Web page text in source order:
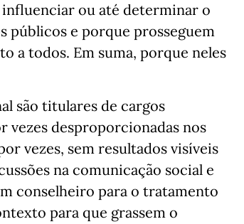
ou até determinar o
públicos e porque prosseguem
a todos. Em suma, porque neles
são titulares de cargos
vezes desproporcionadas nos
vezes, sem resultados visíveis
na comunicação social e
conselheiro para o tratamento
para que grassem o